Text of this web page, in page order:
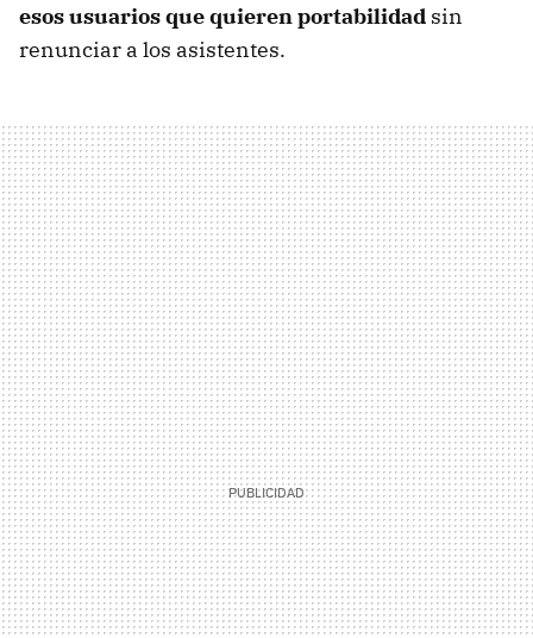
esos usuarios que quieren portabilidad sin
renunciar a los asistentes.